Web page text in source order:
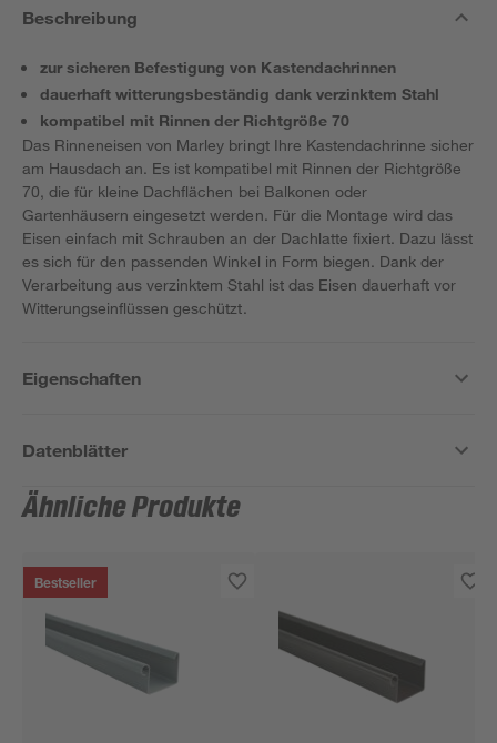
Beschreibung
zur sicheren Befestigung von Kastendachrinnen
dauerhaft witterungsbeständig dank verzinktem Stahl
kompatibel mit Rinnen der Richtgröße 70
Das Rinneneisen von Marley bringt Ihre Kastendachrinne sicher
am Hausdach an. Es ist kompatibel mit Rinnen der Richtgröße
70, die für kleine Dachflächen bei Balkonen oder
Gartenhäusern eingesetzt werden. Für die Montage wird das
Eisen einfach mit Schrauben an der Dachlatte fixiert. Dazu lässt
es sich für den passenden Winkel in Form biegen. Dank der
Verarbeitung aus verzinktem Stahl ist das Eisen dauerhaft vor
Witterungseinflüssen geschützt.
Eigenschaften
Datenblätter
Ähnliche Produkte
Bestseller